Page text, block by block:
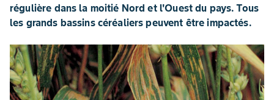
régulière dans la moitié Nord et l'Ouest du pays. Tous
les grands bassins céréaliers peuvent être impactés.